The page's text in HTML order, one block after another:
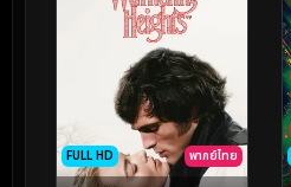
FULL HD พากย์ไทย